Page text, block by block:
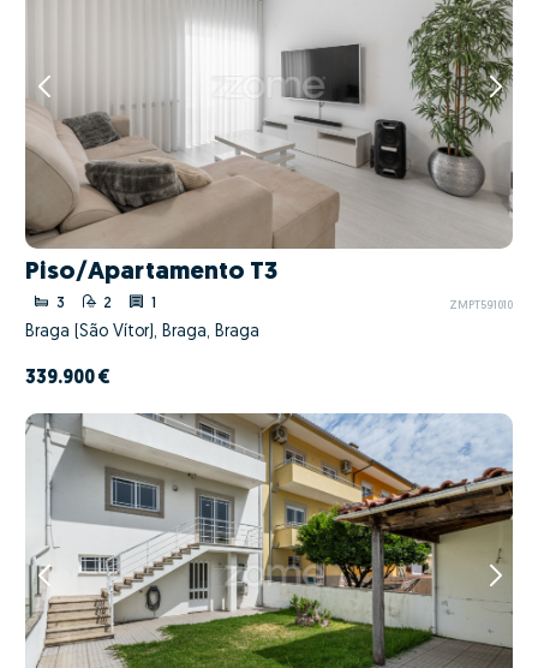
Piso/Apartamento T3
3 2 1 ZMPT591010
Braga (São Vítor), Braga, Braga
339.900 €